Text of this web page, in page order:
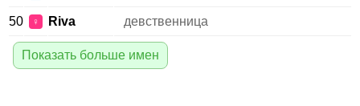
50 ♀ Riva девственница
Показать больше имен